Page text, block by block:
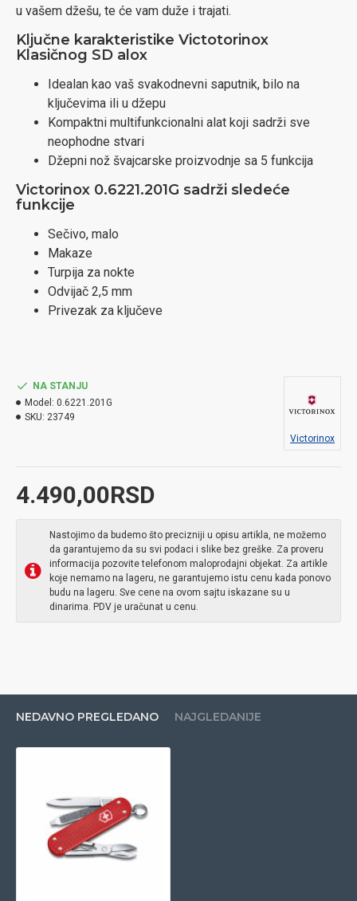
u vašem džešu, te će vam duže i trajati.
Ključne karakteristike Victotorinox
Klasičnog SD alox
Idealan kao vaš svakodnevni saputnik, bilo na
ključevima ili u džepu
Kompaktni multifunkcionalni alat koji sadrži sve
neophodne stvari
Džepni nož švajcarske proizvodnje sa 5 funkcija
Victorinox 0.6221.201G sadrži sledeće
funkcije
Sečivo, malo
Makaze
Turpija za nokte
Odvijač 2,5 mm
Privezak za ključeve
4.490,00RSD
NA STANJU
Model: 0.6221.201G
SKU: 23749
Victorinox
Nastojimo da budemo što precizniji u opisu artikla, ne možemo
da garantujemo da su svi podaci i slike bez greške. Za proveru
informacija pozovite telefonom maloprodajni objekat. Za artikle
koje nemamo na lageru, ne garantujemo istu cenu kada ponovo
budu na lageru. Sve cene na ovom sajtu iskazane su u
dinarima. PDV je uračunat u cenu.
NEDAVNO PREGLEDANO NAJGLEDANIJE